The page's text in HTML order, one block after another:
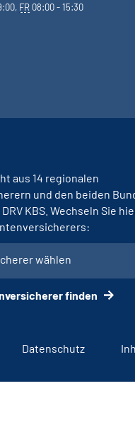
FR 08:00 - 15:30
aus 14 regionalen
und den beiden
DRV KBS. Wechseln Sie
wählen
finden
Datenschutz